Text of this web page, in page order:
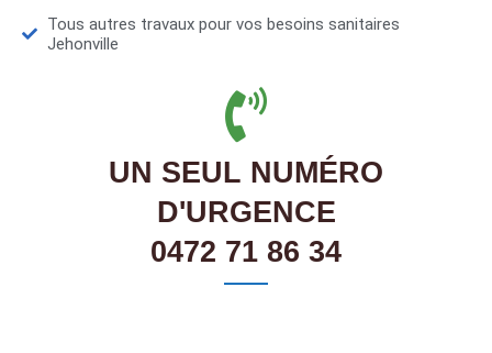
Tous autres travaux pour vos besoins sanitaires
Jehonville
UN SEUL NUMÉRO
D'URGENCE
0472 71 86 34